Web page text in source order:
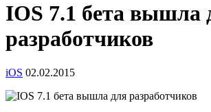
IOS 7.1 бета вышла
разработчиков
iOS 02.02.2015